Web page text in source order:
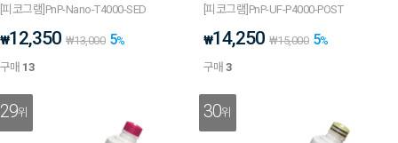
[피코그램]PnP-Nano-T4000-SED
₩12,350 ₩13,000 5%
구매 13
[피코그램]PnP-UF-P4000-POST
₩14,250 ₩15,000 5%
구매3
29위 30위